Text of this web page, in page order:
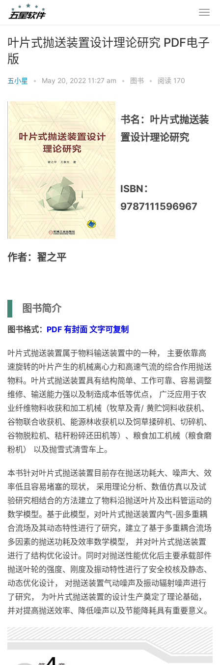
叶片式抛送装置设计理论研究 PDF电子
版
五小星 • May 20, 2022 11:27 am • 图书 • 阅读 170
书名：叶片式抛送装
置设计理论研究
ISBN：
9787111596967
作者：翟之平
图书简介
图书格式： PDF 有封面 文字可复制
叶片式抛送装置属于物料输送装置中的一种， 主要依靠高
速旋转的叶片产生的机械离心力和高速气流的综合作用抛送
物料。叶片式抛送装置具有结构简单、工作可靠、容易调整
维修、输送能力强以及制造成本低等优点， 广泛应用于农
业纤维物料收获和加工机械（牧草及青/ 黄贮饲料收获机、
谷物联合收获机、能源林收获机以及饲草揉碎机、切碎机、
谷物脱粒机、秸秆粉碎还田机等）、粮食加工机械（粮食磨
粉机） 以及抛雪式清雪车上。
本书针对叶片式抛送装置目前存在抛送功耗大、噪声大、效
率低且容易堵塞的现状， 采用理论分析、数值仿真以及试
验研究相结合的方法建立了物料沿抛送叶片及出料管运动的
数学模型。基于此模型，对叶片式抛送装置内气-固多重耦
合流场及其动态特性进行了研究，建立了基于多重耦合流场
多因素的抛送功耗及效率数学模型， 并对叶片式抛送装置
进行了结构优化设计。同时对抛送性能优化后主要承载部件
抛送叶轮的强度、刚度及振动特性进行了安全校核及静态、
动态优化设计， 对抛送装置气动噪声及振动辐射噪声进行
了研究， 为叶片式抛送装置的设计生产奠定了理论基础，
并对提高抛送效率、降低噪声以及节能降耗具有重要意义。